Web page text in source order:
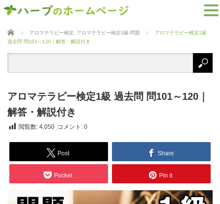
ホーム アロマテラピー検定 アロマテラピー検定1級-問題
アロマテラピー検定1級
過去問 問101～120｜解答・解説付き
アロマテラピー検定1級 過去問 問101～120｜
解答・解説付き
閲覧数: 4,050 コメント: 0
Post Share
Pocket Pin it